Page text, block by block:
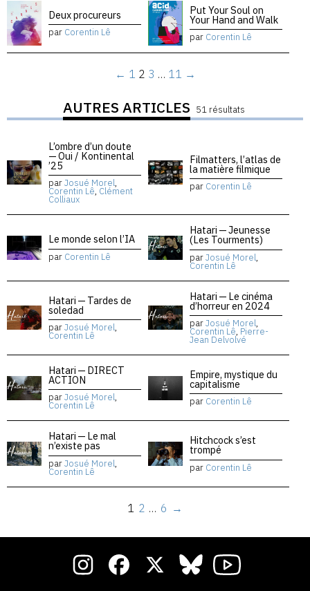
Deux procureurs
par Corentin Lê
Put Your Soul on
Your Hand and Walk
par Corentin Lê
← 1 2 3 … 11 →
AUTRES ARTICLES 51 résultats
L’ombre d’un doute
— Oui / Kontinental
’25
parJosué Morel,
Corentin Lê, Clément
Colliaux
Filmatters, l’atlas de
la matière filmique
par Corentin Lê
Le monde selon l’IA
par Corentin Lê
Hatari — Jeunesse
(Les Tourments)
parJosué Morel,
Corentin Lê
Hatari — Tardes de
soledad
parJosué Morel,
Corentin Lê
Hatari — Le cinéma
d’horreur en 2024
parJosué Morel,
Corentin Lê, Pierre-
Jean Delvolvé
Hatari — DIRECT
ACTION
parJosué Morel,
Corentin Lê
Empire, mystique du
capitalisme
par Corentin Lê
Hatari — Le mal
n’existe pas
parJosué Morel,
Corentin Lê
Hitchcock s’est
trompé
par Corentin Lê
1 2 … 6 →